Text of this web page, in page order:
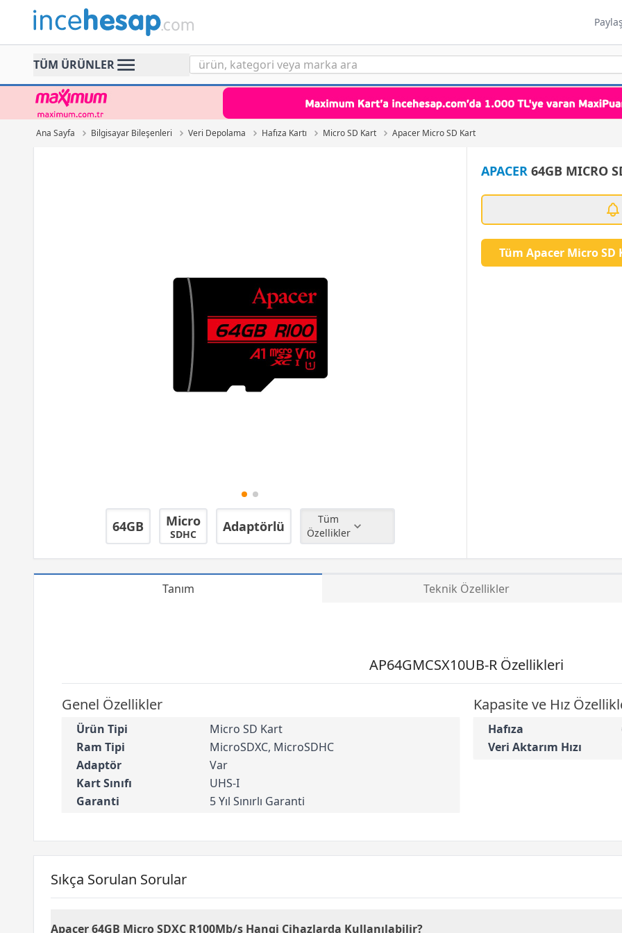
Incehesap
TÜM ÜRÜNLER
Ana Sayfa Bilgisayar Bileşenleri Veri Depolama Hafıza Kartı Micro SD Kart Apacer Micro SD Kart
APACER64GB MICRO
64GB Micro
SDHC Adaptörlü
Tüm
Özellikler
Tüm Apacer Micro
Tanım Teknik Özellikler
AP64GMCSX10UB-R Özellikleri
Genel Özellikler
Ürün Tipi
Micro SD Kart
Ram Tipi
MicroSDXC, MicroSDHC
Adaptör
Var
Kart Sınıfı
UHS-I
Garanti
5 Yıl Sınırlı Garanti
Kapasite ve Hız
Hafıza
Veri Aktarım Hızı
Sıkça Sorulan Sorular
Apacer 64GB Micro SDXC R100Mb/s Hangi Cihazlarda Kullanılabilir?